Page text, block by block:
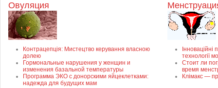
Овуляция
Контрацепція: Мистецтво керування власною
долею
Гормональные нарушения у женщин и
изменения базальной температуры
Программа ЭКО с донорскими яйцеклетками:
надежда для будущих мам
Інноваційні
технології
Стоит ли
время
Клімакс —